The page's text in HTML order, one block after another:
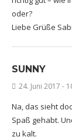
oder?
Liebe Grüße
SUNNY
24. Juni 2017 -
Na, das sieht
Spaß gehabt.
zu kalt.